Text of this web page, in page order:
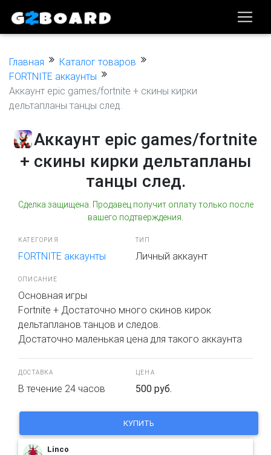
Главная
Каталог товаров
FORTNITE аккаунты
Аккаунт epic games/fortnite + скины кирки
дельтапланы танцы след.
Аккаунт epic games/fortnite
+ скины кирки дельтапланы
танцы след.
Сделка защищена. Продавец получит оплату только после
вашего подтверждения.
КАТЕГОРИЯ
FORTNITE аккаунты
ТИП
Личный аккаунт
ОПИСАНИЕ
Основная игры
Fortnite + Достаточно много скинов кирок
дельтапланов танцов и следов.
Достаточно маленькая цена для такого аккаунта
ДОСТАВКА
В течение 24 часов
ЦЕНА
500 руб.
Linco